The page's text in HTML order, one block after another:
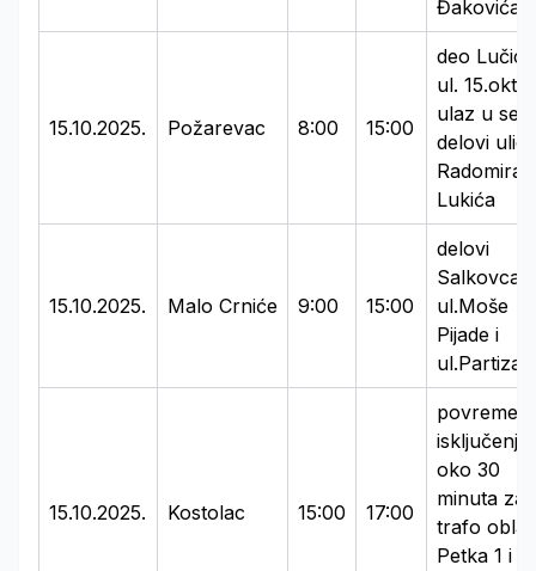
Đakovića
15.10.2025. Požarevac 8:00 15:00
deo
ul.
ulaz u
delovi ulice
Radomira
Lukića
15.10.2025. Malo Crniće 9:00 15:00
delovi
Salkovca:
ul.Moše
Pijade i
15.10.2025. Kostolac 15:00 17:00
isključenja
oko 30
minuta za
trafo
Petka 1 i 3,